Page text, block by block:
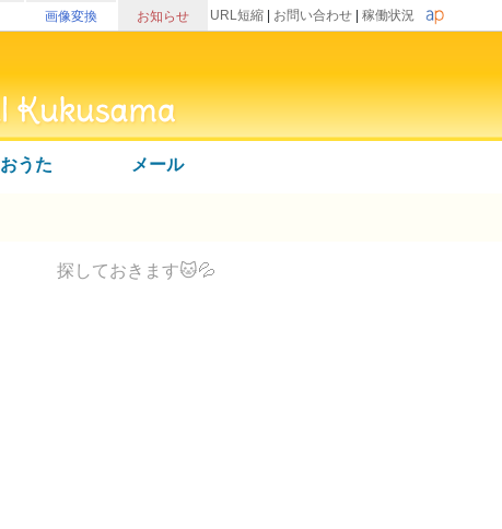
画像変換 お知らせ URL短縮 お問い合わせ 稼働状況
おうた メール
探しておきます🐱💦